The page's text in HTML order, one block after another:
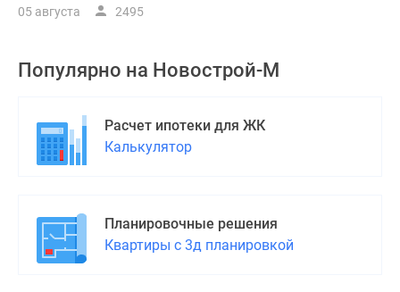
05 августа 2495
Популярно на Новострой-М
Расчет ипотеки для ЖК
Калькулятор
Планировочные решения
Квартиры с 3д планировкой